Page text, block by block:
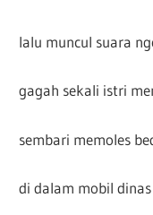
lalu muncul suara
gagah sekali istri
sembari memoles
di dalam mobil